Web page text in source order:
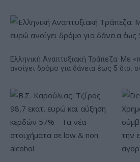
Ελληνική Αναπτυξιακή Τράπεζα: Με
ανοίγει δρόμο για δάνεια έως 5 δισ.